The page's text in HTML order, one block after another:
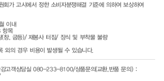
회가 고시에서 정한 소비자분쟁해결 기준에 의하여 보상하여
이내
외의 경우 비용이 발생될 수 있습니다.
고객상담실 080-233-8100/상품문의(교환,반품 문의) :